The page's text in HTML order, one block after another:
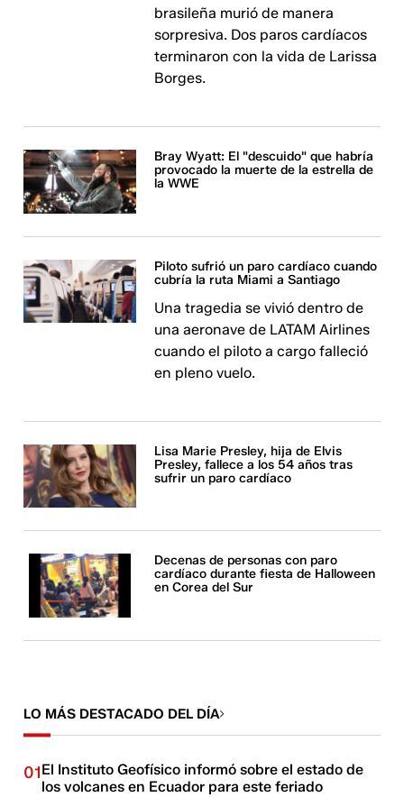
brasileña murió de manera
sorpresiva. Dos paros cardíacos
terminaron con la vida de Larissa
Borges.
Bray Wyatt: El "descuido" que habría
provocado la muerte de la estrella de
la WWE
Piloto sufrió un paro cardíaco cuando
cubría la ruta Miami a Santiago
Una tragedia se vivió dentro de
una aeronave de LATAM Airlines
cuando el piloto a cargo falleció
en pleno vuelo.
Lisa Marie Presley, hija de Elvis
Presley, fallece a los 54 años tras
sufrir un paro cardíaco
Decenas de personas con paro
cardíaco durante fiesta de Halloween
en Corea del Sur
LO MÁS DESTACADO DEL DÍA
01El Instituto Geofísico informó sobre el estado de
los volcanes en Ecuador para este feriado